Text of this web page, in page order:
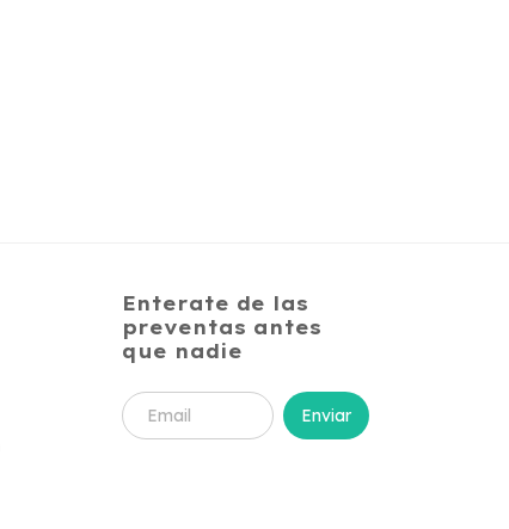
Enterate de las
preventas antes
que nadie